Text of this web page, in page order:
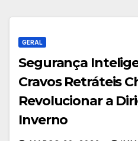
GERAL
Segurança
Cravos Retráteis
Revolucionar a
Inverno